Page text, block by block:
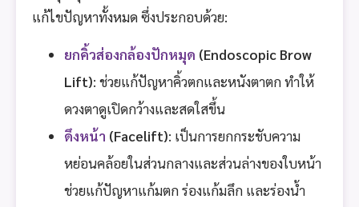
แก้ไขปัญหาทั้งหมด ซึ่งประกอบด้วย:
ยกคิ้วส่องกล้องปักหมุด (Endoscopic Brow
Lift): ช่วยแก้ปัญหาคิ้วตกและหนังตาตก ทำให้
ดวงตาดูเปิดกว้างและสดใสขึ้น
ดึงหน้า (Facelift): เป็นการยกกระชับความ
หย่อนคล้อยในส่วนกลางและส่วนล่างของใบหน้า
ช่วยแก้ปัญหาแก้มตก ร่องแก้มลึก และร่องน้ำ